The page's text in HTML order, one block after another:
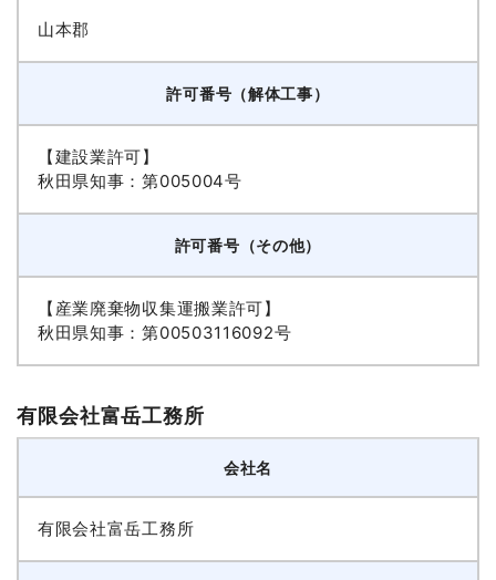
山本郡
許可番号（解体工事）
【建設業許可】
秋田県知事：第005004号
許可番号（その他）
【産業廃棄物収集運搬業許可】
秋田県知事：第00503116092号
有限会社富岳工務所
会社名
有限会社富岳工務所